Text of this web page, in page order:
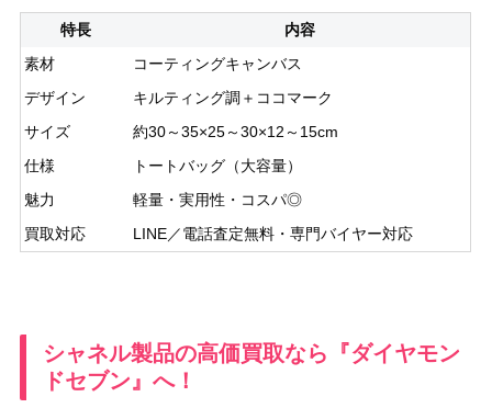
特長
内容
素材
コーティングキャンバス
デザイン
キルティング調＋ココマーク
サイズ
約30～35×25～30×12～15cm
仕様
トートバッグ（大容量）
魅力
軽量・実用性・コスパ◎
買取対応
LINE／電話査定無料・専門バイヤー対応
シャネル製品の高価買取なら『ダイヤモン
ドセブン』へ！